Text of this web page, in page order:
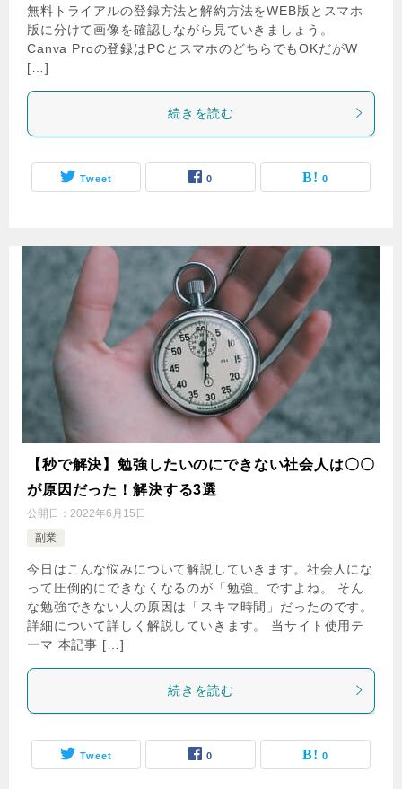
無料トライアルの登録方法と解約方法をWEB版とスマホ
版に分けて画像を確認しながら見ていきましょう。
Canva Proの登録はPCとスマホのどちらでもOKだがW
[…]
続きを読む
Tweet 0 0
【秒で解決】勉強したいのにできない社会人は〇〇
が原因だった！解決する3選
公開日： 2022年6月15日
副業
今日はこんな悩みについて解説していきます。社会人にな
って圧倒的にできなくなるのが「勉強」ですよね。 そん
な勉強できない人の原因は「スキマ時間」だったのです。
詳細について詳しく解説していきます。 当サイト使用テ
ーマ 本記事 […]
続きを読む
Tweet 0 0